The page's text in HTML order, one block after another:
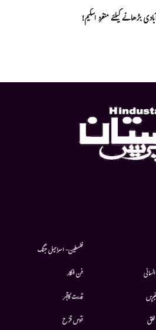
بڑھانے کیلئے منفرد اسکیم!
فلسطین- اسرائیل جنگ
فن فنکار
قدرت کاقہر
قوس قزح